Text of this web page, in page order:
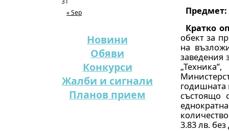
« Sep
Новини
Обяви
Конкурси
Жалби и сигнали
Планов прием
Предмет:
Кратко
обект за
на
заведения
годишната
състоящо
3.83 лв.